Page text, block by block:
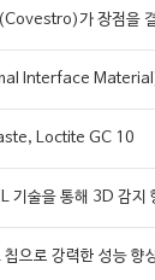
가 장점을
Interface Material)
Loctite GC 10
기술을 통해 3D 감지
으로 강력한 성능 향